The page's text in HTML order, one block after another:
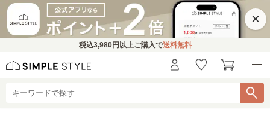
×
税込3,980円 以上ご購入で送料無料